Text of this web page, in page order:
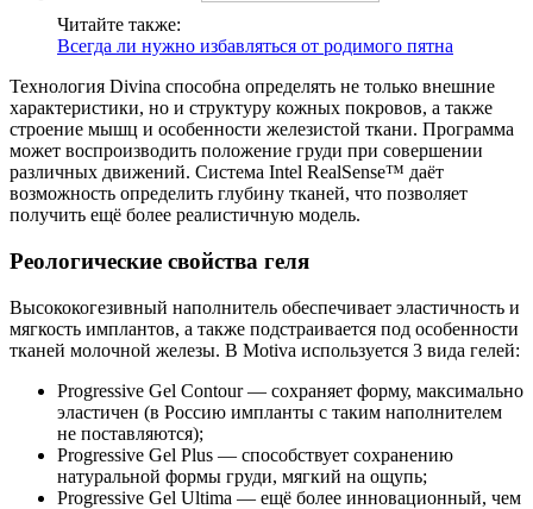
Читайте также:
Всегда ли нужно избавляться от родимого пятна
Технология Divina способна определять не только внешние
характеристики, но и структуру кожных покровов, а также
строение мышц и особенности железистой ткани. Программа
может воспроизводить положение груди при совершении
различных движений. Система Intel RealSense™ даёт
возможность определить глубину тканей, что позволяет
получить ещё более реалистичную модель.
Реологические свойства геля
Высококогезивный наполнитель обеспечивает эластичность и
мягкость имплантов, а также подстраивается под особенности
тканей молочной железы. В Motiva используется 3 вида гелей:
Progressive Gel Contour — сохраняет форму, максимально
эластичен (в Россию импланты с таким наполнителем
не поставляются);
Progressive Gel Plus — способствует сохранению
натуральной формы груди, мягкий на ощупь;
Progressive Gel Ultima — ещё более инновационный, чем